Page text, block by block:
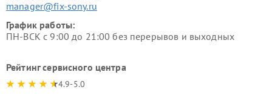
manager@fix-sony.ru
График работы:
ПН-ВСК с 9:00 до 21:00 без перерывов и выходных
Рейтинг сервисного центра
4.9-5.0